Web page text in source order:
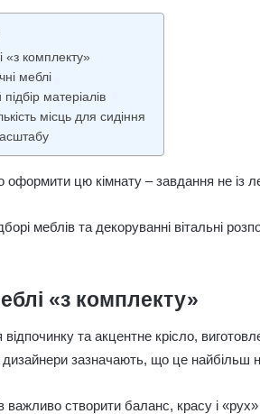
«з комплекту»
меблі
матеріалів
місць для сидіння
цю кімнату – завдання не із
меблів та декоруванні вітальні
«з комплекту»
та акцентне крісло,
зазначають, що це найбільш
важливо створити баланс, красу і «рух»